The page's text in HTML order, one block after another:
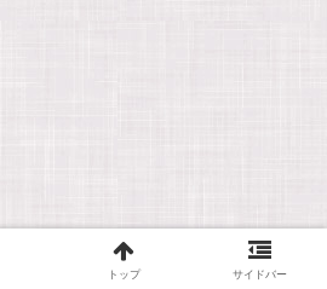
トップ サイドバー